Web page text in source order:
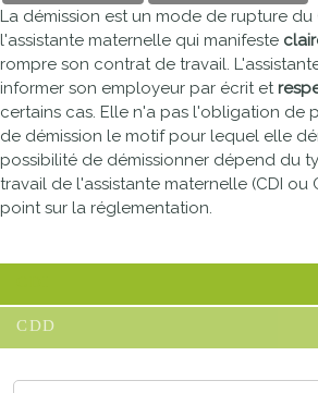
La démission est un mode de rupture du
l'assistante maternelle qui manifeste
rompre son contrat de travail.
informer son employeur par écrit et
certains cas. Elle n'a pas l'obligation de
de démission le motif pour lequel elle
possibilité de démissionner dépend du
travail de l'assistante maternelle (CDI ou
point sur la réglementation.
CDD